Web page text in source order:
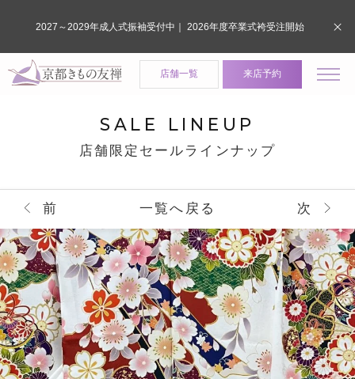
店舗一覧 来店予約
SALE LINEUP
店舗限定セールラインナップ
前 一覧へ戻る 次
2027～2029年成人式振袖受付中｜ 2026年度卒業式袴受注開始